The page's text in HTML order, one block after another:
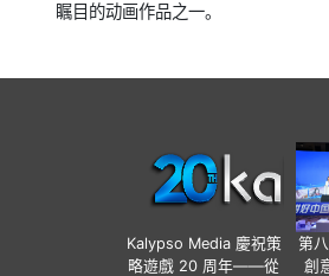
瞩目的动画作品之一。
Kalypso Media 慶祝策
略遊戲 20 周年——從
第
創